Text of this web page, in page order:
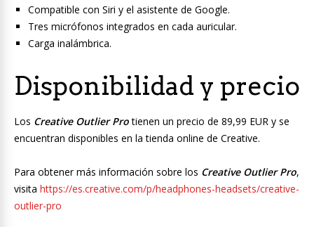
Compatible con Siri y el asistente de Google.
Tres micrófonos integrados en cada auricular.
Carga inalámbrica.
Disponibilidad y precio
Los Creative Outlier Protienen un precio de 89,99 EUR y se
encuentran disponibles en la tienda online de Creative.
Para obtener más información sobre los Creative Outlier Pro,
visita https://es.creative.com/p/headphones-headsets/creative-
outlier-pro